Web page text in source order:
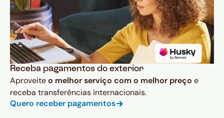
Receba pagamentos do exterior
Aproveiteo melhor serviço com o melhor preço e
receba transferências internacionais.
Quero receber pagamentos